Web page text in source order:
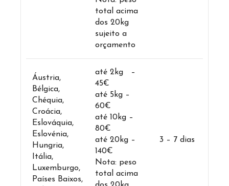
total acima
dos 20kg
sujeito a
orçamento
Áustria,
Bélgica,
Chéquia,
Croácia,
Eslováquia,
Eslovénia,
Hungria,
Itália,
Luxemburgo,
Países Baixos,
até 2kg –
45€
até 5kg –
60€
até 10kg –
80€
até 20kg –
140€
Nota: peso
total acima
3 – 7 dias